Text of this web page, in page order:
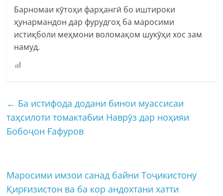
Барномаи кӯтоҳи фарҳангӣ бо иштироки
ҳунармандон дар фурудгоҳ ба маросими
истиқболи меҳмони воломақом шукӯҳи хос зам
намуд.
← Ба истифода додани бинои муассисаи
таҳсилоти томактабии Наврӯз дар ноҳияи
Бобоҷон Ғафуров
Маросими имзои санад байни Тоҷикистону
Қирғизистон ва ба кор андохтани хатти